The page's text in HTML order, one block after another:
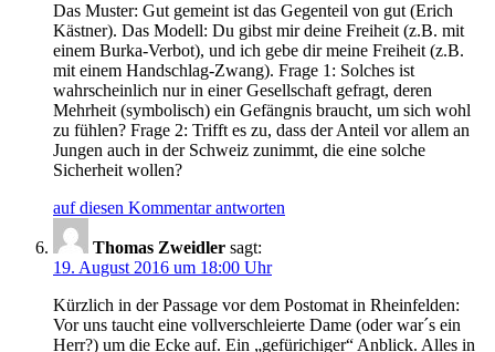
Das Muster: Gut gemeint ist das Gegenteil von gut (Erich
Kästner). Das Modell: Du gibst mir deine Freiheit (z.B. mit
einem Burka-Verbot), und ich gebe dir meine Freiheit (z.B.
mit einem Handschlag-Zwang). Frage 1: Solches ist
wahrscheinlich nur in einer Gesellschaft gefragt, deren
Mehrheit (symbolisch) ein Gefängnis braucht, um sich wohl
zu fühlen? Frage 2: Trifft es zu, dass der Anteil vor allem an
Jungen auch in der Schweiz zunimmt, die eine solche
Sicherheit wollen?
auf diesen Kommentar antworten
Thomas Zweidler sagt:
19. August 2016 um 18:00 Uhr
Kürzlich in der Passage vor dem Postomat in Rheinfelden:
Vor uns taucht eine vollverschleierte Dame (oder war´s ein
Herr?) um die Ecke auf. Ein „gefürichiger“ Anblick. Alles in